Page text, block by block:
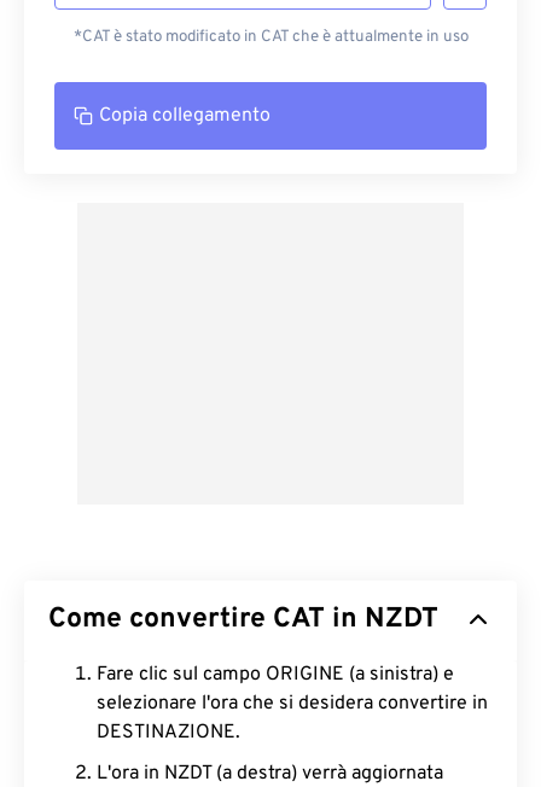
*CAT è stato modificato in CAT che è attualmente in uso
Copia collegamento
Come convertire CAT in NZDT
Fare clic sul campo ORIGINE (a sinistra) e
selezionare l'ora che si desidera convertire in
DESTINAZIONE.
L'ora in NZDT (a destra) verrà aggiornata